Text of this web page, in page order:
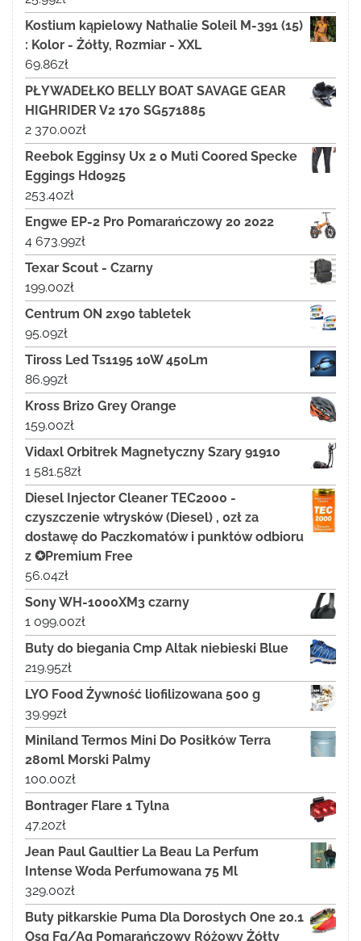
Kostium kąpielowy Nathalie Soleil M-391 (15)
: Kolor - Żółty, Rozmiar - XXL
69.86zł
PŁYWADEŁKO BELLY BOAT SAVAGE GEAR
HIGHRIDER V2 170 SG571885
2 370.00zł
Reebok Egginsy Ux 2 0 Muti Coored Specke
Eggings Hd0925
253.40zł
Engwe EP-2 Pro Pomarańczowy 20 2022
4 673.99zł
Texar Scout - Czarny
199.00zł
Centrum ON 2x90 tabletek
95.09zł
Tiross Led Ts1195 10W 450Lm
86.99zł
Kross Brizo Grey Orange
159.00zł
Vidaxl Orbitrek Magnetyczny Szary 91910
1 581.58zł
Diesel Injector Cleaner TEC2000 -
czyszczenie wtrysków (Diesel) , 0zł za
dostawę do Paczkomatów i punktów odbioru
z ✪Premium Free
56.04zł
Sony WH-1000XM3 czarny
1 099.00zł
Buty do biegania Cmp Altak niebieski Blue
219.95zł
LYO Food Żywność liofilizowana 500 g
39.99zł
Miniland Termos Mini Do Posiłków Terra
280ml Morski Palmy
100.00zł
Bontrager Flare 1 Tylna
47.20zł
Jean Paul Gaultier La Beau La Perfum
Intense Woda Perfumowana 75 Ml
329.00zł
Buty piłkarskie Puma Dla Dorosłych One 20.1
Osg Fg/Ag Pomarańczowy Różowy Żółty